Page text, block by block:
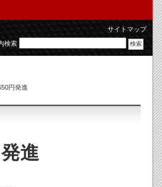
サイトマップ
検索
円発進
進